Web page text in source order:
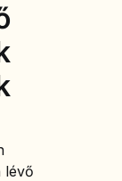
lévő